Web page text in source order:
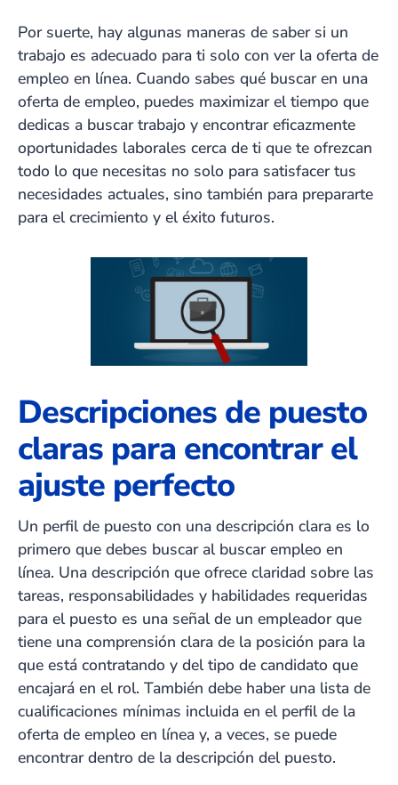
Por suerte, hay algunas maneras de saber si un
trabajo es adecuado para ti solo con ver la oferta de
empleo en línea. Cuando sabes qué buscar en una
oferta de empleo, puedes maximizar el tiempo que
dedicas a buscar trabajo y encontrar eficazmente
oportunidades laborales cerca de ti que te ofrezcan
todo lo que necesitas no solo para satisfacer tus
necesidades actuales, sino también para prepararte
para el crecimiento y el éxito futuros.
Descripciones de puesto
claras para encontrar el
ajuste perfecto
Un perfil de puesto con una descripción clara es lo
primero que debes buscar al buscar empleo en
línea. Una descripción que ofrece claridad sobre las
tareas, responsabilidades y habilidades requeridas
para el puesto es una señal de un empleador que
tiene una comprensión clara de la posición para la
que está contratando y del tipo de candidato que
encajará en el rol. También debe haber una lista de
cualificaciones mínimas incluida en el perfil de la
oferta de empleo en línea y, a veces, se puede
encontrar dentro de la descripción del puesto.